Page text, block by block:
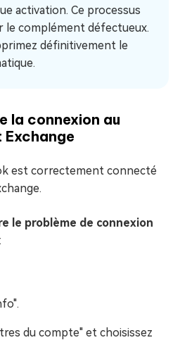
activation. Ce processus
le complément défectueux.
définitivement le
la connexion au
est correctement connecté
le problème de connexion
du compte" et choisissez